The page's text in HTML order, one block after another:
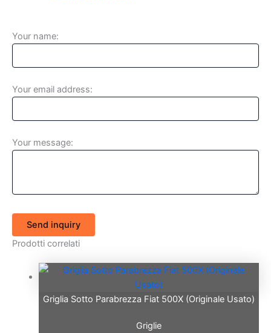
Your name:
Your email address:
Your message:
Send inquiry
Prodotti correlati
Griglia Sotto Parabrezza Fiat 500X (Originale Usato)
Griglie